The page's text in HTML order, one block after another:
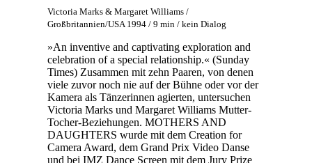
Victoria Marks & Margaret Williams /
Großbritannien/USA 1994 / 9 min / kein Dialog
»An inventive and captivating exploration and
celebration of a special relationship.« (Sunday
Times) Zusammen mit zehn Paaren, von denen
viele zuvor noch nie auf der Bühne oder vor der
Kamera als Tänzerinnen agierten, untersuchen
Victoria Marks und Margaret Williams Mutter-
Tocher-Beziehungen. MOTHERS AND
DAUGHTERS wurde mit dem Creation for
Camera Award, dem Grand Prix Video Danse
und bei IMZ Dance Screen mit dem Jury Prize